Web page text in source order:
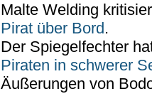
Malte Welding
Pirat über Bord .
Der Spiegelfechter
Piraten in schwerer
Äußerungen von